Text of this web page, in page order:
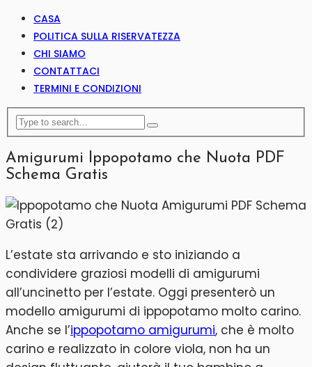
CASA
POLITICA SULLA RISERVATEZZA
CHI SIAMO
CONTATTACI
TERMINI E CONDIZIONI
Amigurumi Ippopotamo che Nuota PDF
Schema Gratis
L’estate sta arrivando e sto iniziando a
condividere graziosi modelli di amigurumi
all’uncinetto per l’estate. Oggi presenterò un
modello amigurumi di ippopotamo molto carino.
Anche se l’ippopotamo amigurumi, che è molto
carino e realizzato in colore viola, non ha un